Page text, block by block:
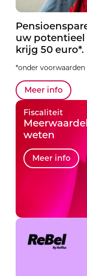
uw potentieel
krijg 50 euro*.
*onder voorwaarden
Meer info
Fiscaliteit
weten
Meer info